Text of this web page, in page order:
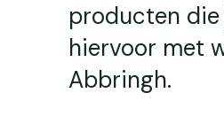
producten die
hiervoor met
Abbringh.